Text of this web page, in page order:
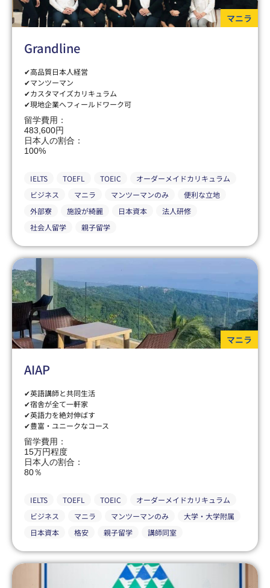
マニラ
Grandline
✔高品質日本人経営
✔マンツーマン
✔カスタマイズカリキュラム
✔現地企業へフィールドワーク可
留学費用：
483,600円
日本人の割合：
100%
IELTS TOEFL TOEIC
オーダーメイドカリキュラム
ビジネス
マニラ マンツーマンのみ
便利な立地
外部寮
施設が綺麗 日本資本
法人研修
社会人留学
親子留学
マニラ
AIAP
✔英語講師と共同生活
✔宿舎が全て一軒家
✔英語力を絶対伸ばす
✔豊富・ユニークなコース
留学費用：
15万円程度
日本人の割合：
80％
IELTS TOEFL TOEIC
オーダーメイドカリキュラム
ビジネス
マニラ マンツーマンのみ
大学・大学附属
日本資本
格安 親子留学 講師同室